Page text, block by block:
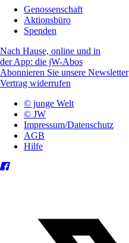
Genossenschaft
Aktionsbüro
Spenden
Nach Hause, online und in
der App: die jW-Abos
Abonnieren Sie unsere Newsletter
Vertrag widerrufen
© junge Welt
© JW
Impressum/Datenschutz
AGB
Hilfe